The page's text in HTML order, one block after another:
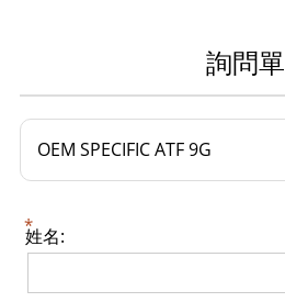
詢問單
OEM SPECIFIC ATF 9G
姓名: